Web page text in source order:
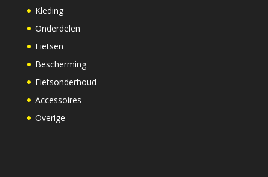
Kleding
Onderdelen
Fietsen
Bescherming
Fietsonderhoud
Accessoires
Overige